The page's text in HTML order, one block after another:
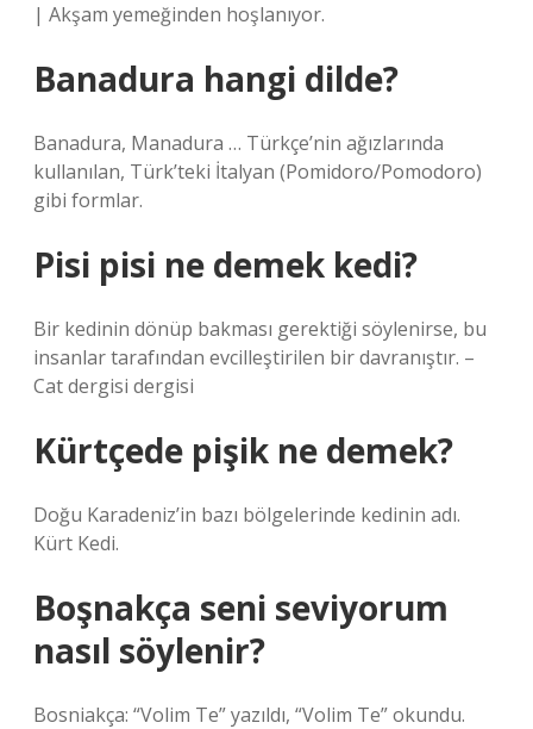
| Akşam yemeğinden hoşlanıyor.
Banadura hangi dilde?
Banadura, Manadura … Türkçe’nin ağızlarında
kullanılan, Türk’teki İtalyan (Pomidoro/Pomodoro)
gibi formlar.
Pisi pisi ne demek kedi?
Bir kedinin dönüp bakması gerektiği söylenirse, bu
insanlar tarafından evcilleştirilen bir davranıştır. –
Cat dergisi dergisi
Kürtçede pişik ne demek?
Doğu Karadeniz’in bazı bölgelerinde kedinin adı.
Kürt Kedi.
Boşnakça seni seviyorum
nasıl söylenir?
Bosniakça: “Volim Te” yazıldı, “Volim Te” okundu.